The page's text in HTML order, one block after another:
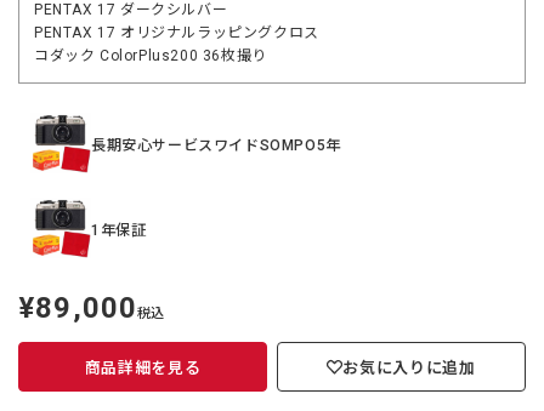
PENTAX 17 ダークシルバー
PENTAX 17 オリジナルラッピングクロス
コダック ColorPlus200 36枚撮り
長期安心サービスワイドSOMPO5年
1年保証
定
価
¥89,000税込
商品詳細を見る お気に入りに追加